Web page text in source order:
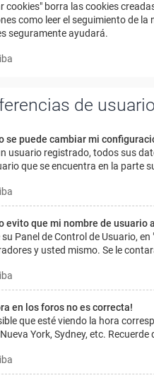
cookies" borra las cookies
como leer el seguimiento de
seguramente ayudará.
de
se puede cambiar mi
usuario registrado, todos sus
que se encuentra en la parte
evito que mi nombre de
su Panel de Control de Usuario,
y usted mismo. Se le
en los foros no es correcta!
que esté viendo la hora
York, Sydney, etc.